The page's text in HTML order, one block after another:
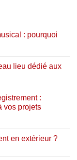
: pourquoi
lieu dédié aux
:
vos projets
en extérieur ?